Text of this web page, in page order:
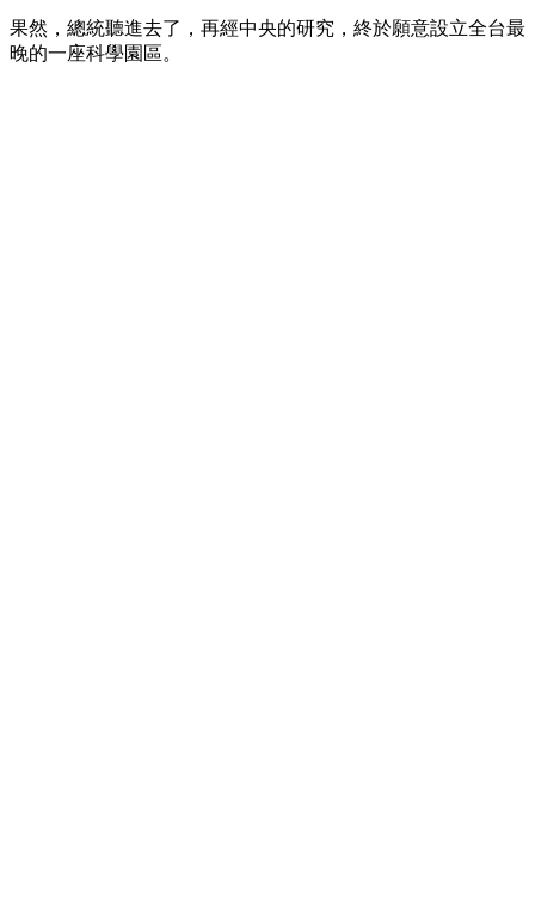
果然，總統聽進去了，再經中央的研究，終於願意設立全台最
晚的一座科學園區。